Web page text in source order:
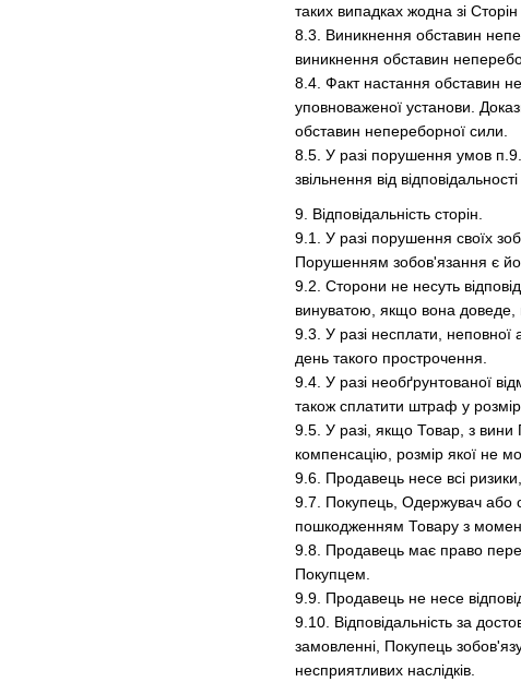
таких випадках жодна зі
8.3. Виникнення обставин
виникнення обставин
8.4. Факт настання обставин
уповноваженої установи.
обставин непереборної сили.
8.5. У разі порушення умов
звільнення від
9. Відповідальність сторін.
9.1. У разі порушення своїх
Порушенням зобов'язання є
9.2. Сторони не несуть
винуватою, якщо вона доведе,
9.3. У разі несплати, неповної
день такого прострочення.
9.4. У разі необґрунтованої
також сплатити штраф у
9.5. У разі, якщо Товар, з
компенсацію, розмір якої не
9.6. Продавець несе всі
9.7. Покупець, Одержувач або
пошкодженням Товару з
9.8. Продавець має право
Покупцем.
9.9. Продавець не несе
9.10. Відповідальність за
замовленні, Покупець
несприятливих наслідків.